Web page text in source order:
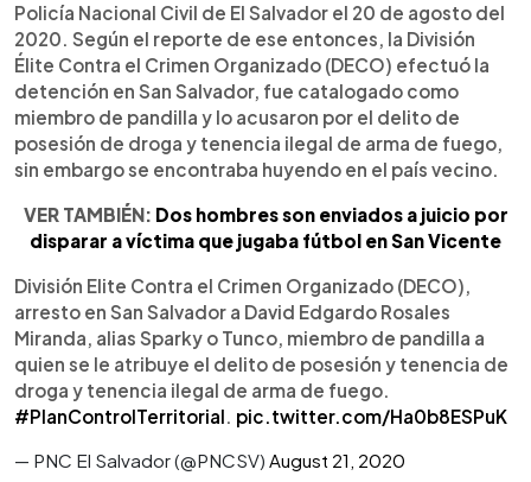
Policía Nacional Civil de El Salvador el 20 de agosto del
2020. Según el reporte de ese entonces, la División
Élite Contra el Crimen Organizado (DECO) efectuó la
detención en San Salvador, fue catalogado como
miembro de pandilla y lo acusaron por el delito de
posesión de droga y tenencia ilegal de arma de fuego,
sin embargo se encontraba huyendo en el país vecino.
VER TAMBIÉN: Dos hombres son enviados a juicio por
disparar a víctima que jugaba fútbol en San Vicente
División Elite Contra el Crimen Organizado (DECO),
arresto en San Salvador a David Edgardo Rosales
Miranda, alias Sparky o Tunco, miembro de pandilla a
quien se le atribuye el delito de posesión y tenencia de
droga y tenencia ilegal de arma de fuego.
#PlanControlTerritorial. pic.twitter.com/Ha0b8ESPuK
— PNC El Salvador (@PNCSV) August 21, 2020